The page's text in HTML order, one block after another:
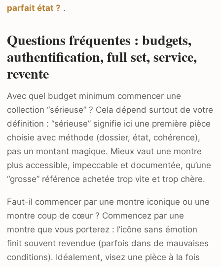
parfait état ? .
Questions fréquentes : budgets,
authentification, full set, service,
revente
Avec quel budget minimum commencer une
collection “sérieuse” ? Cela dépend surtout de votre
définition : “sérieuse” signifie ici une première pièce
choisie avec méthode (dossier, état, cohérence),
pas un montant magique. Mieux vaut une montre
plus accessible, impeccable et documentée, qu’une
“grosse” référence achetée trop vite et trop chère.
Faut-il commencer par une montre iconique ou une
montre coup de cœur ? Commencez par une
montre que vous porterez : l’icône sans émotion
finit souvent revendue (parfois dans de mauvaises
conditions). Idéalement, visez une pièce à la fois